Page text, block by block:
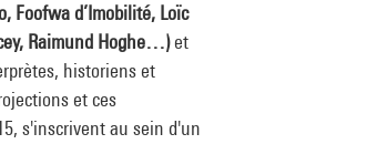
Foofwa d’Imobilité, Loïc
Raimund Hoghe…)et
historiens et
et ces
s'inscrivent au sein d'un